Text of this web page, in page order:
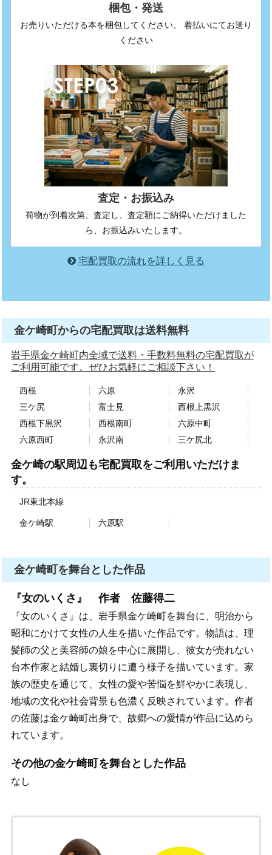
梱包・発送
お売りいただける本を梱包してください。 着払いにてお送り
ください
査定・お振込み
荷物が到着次第、査定し、査定額にご納得いただけました
ら、お振込みいたします。
宅配買取の流れを詳しく見る
金ケ崎町からの宅配買取は送料無料
岩手県金ケ崎町内全域で送料・手数料無料の宅配買取が
ご利用可能です。ぜひお気軽にご相談下さい！
西根 六原
永沢
三ケ尻
富士見
西根上黒沢
西根下黒沢
西根南町
六原中町
六原西町
永沢南 三ケ尻北
金ケ崎の駅周辺も宅配買取をご利用いただけま
す。
JR東北本線
金ケ崎駅 六原駅
金ケ崎町を舞台とした作品
『女のいくさ』 作者 佐藤得二
『女のいくさ』は、岩手県金ケ崎町を舞台に、明治から
昭和にかけて女性の人生を描いた作品です。物語は、理
髪師の父と美容師の娘を中心に展開し、彼女が売れない
台本作家と結婚し裏切りに遭う様子を描いています。家
族の歴史を通じて、女性の愛や苦悩を鮮やかに表現し、
地域の文化や社会背景も色濃く反映されています。作者
の佐藤は金ケ崎町出身で、故郷への愛情が作品に込めら
れています。
その他の金ケ崎町を舞台とした作品
なし